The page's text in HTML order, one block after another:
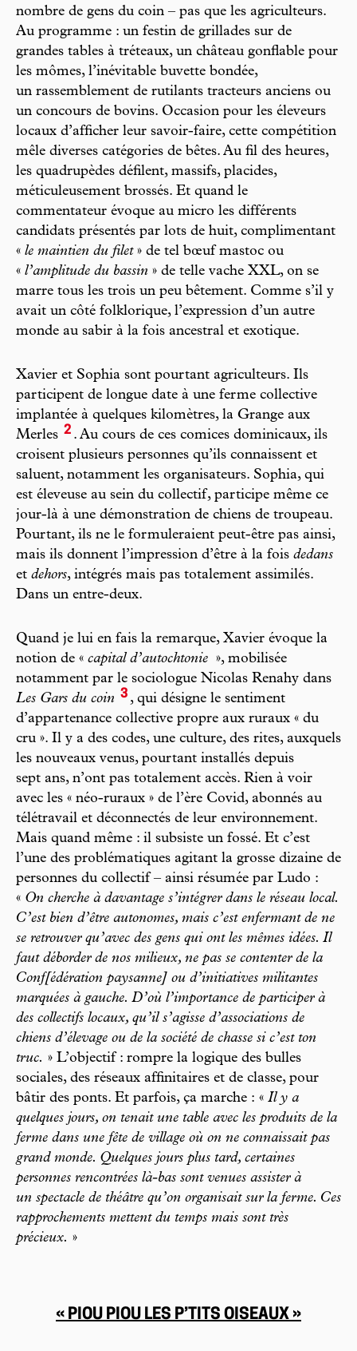
nombre de gens du coin – pas que les agriculteurs.
Au programme : un festin de grillades sur de
grandes tables à tréteaux, un château gonflable pour
les mômes, l’inévitable buvette bondée,
un rassemblement de rutilants tracteurs anciens ou
un concours de bovins. Occasion pour les éleveurs
locaux d’afficher leur savoir-faire, cette compétition
mêle diverses catégories de bêtes. Au fil des heures,
les quadrupèdes défilent, massifs, placides,
méticuleusement brossés. Et quand le
commentateur évoque au micro les différents
candidats présentés par lots de huit, complimentant
« le maintien du filet» de tel bœuf mastoc ou
« l’amplitude du bassin » de telle vache XXL, on se
marre tous les trois un peu bêtement. Comme s’il y
avait un côté folklorique, l’expression d’un autre
monde au sabir à la fois ancestral et exotique.
Xavier et Sophia sont pourtant agriculteurs. Ils
participent de longue date à une ferme collective
implantée à quelques kilomètres, la Grange aux
Merles 2 . Au cours de ces comices dominicaux, ils
croisent plusieurs personnes qu’ils connaissent et
saluent, notamment les organisateurs. Sophia, qui
est éleveuse au sein du collectif, participe même ce
jour-là à une démonstration de chiens de troupeau.
Pourtant, ils ne le formuleraient peut-être pas ainsi,
mais ils donnent l’impression d’être à la fois dedans
et dehors, intégrés mais pas totalement assimilés.
Dans un entre-deux.
Quand je lui en fais la remarque, Xavier évoque la
notion de « capital d’autochtonie », mobilisée
notamment par le sociologue Nicolas Renahy dans
Les Gars du coin 3 , qui désigne le sentiment
d’appartenance collective propre aux ruraux « du
cru ». Il y a des codes, une culture, des rites, auxquels
les nouveaux venus, pourtant installés depuis
sept ans, n’ont pas totalement accès. Rien à voir
avec les « néo-ruraux » de l’ère Covid, abonnés au
télétravail et déconnectés de leur environnement.
Mais quand même : il subsiste un fossé. Et c’est
l’une des problématiques agitant la grosse dizaine de
personnes du collectif – ainsi résumée par Ludo :
« On cherche à davantage s’intégrer dans le réseau local.
C’est bien d’être autonomes, mais c’est enfermant de ne
se retrouver qu’avec des gens qui ont les mêmes idées. Il
faut déborder de nos milieux, ne pas se contenter de la
Conf[édération paysanne] ou d’initiatives militantes
marquées à gauche. D’où l’importance de participer à
des collectifs locaux, qu’il s’agisse d’associations de
chiens d’élevage ou de la société de chasse si c’est ton
truc. » L’objectif : rompre la logique des bulles
sociales, des réseaux affinitaires et de classe, pour
bâtir des ponts. Et parfois, ça marche : « Il y a
quelques jours, on tenait une table avec les produits de la
ferme dans une fête de village où on ne connaissait pas
grand monde. Quelques jours plus tard, certaines
personnes rencontrées là-bas sont venues assister à
un spectacle de théâtre qu’on organisait sur la ferme. Ces
rapprochements mettent du temps mais sont très
précieux. »
« PIOU PIOU LES P’TITS OISEAUX »